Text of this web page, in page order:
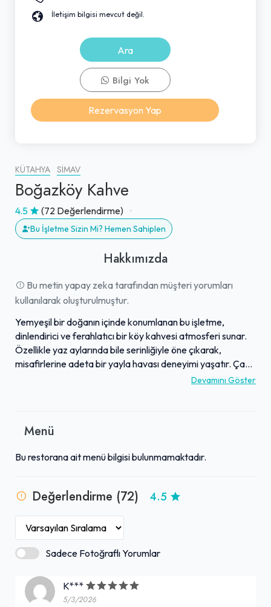
KÜTAHYA SIMAV
Boğazköy Kahve
4.5 (72 Değerlendirme)
Bu İşletme Sizin Mi? Hemen Sahiplen
Hakkımızda
Bu metin yapay zeka tarafından müşteri yorumları
kullanılarak oluşturulmuştur.
Yemyeşil bir doğanın içinde konumlanan bu işletme,
dinlendirici ve ferahlatıcı bir köy kahvesi atmosferi sunar.
Özellikle yaz aylarında bile serinliğiyle öne çıkarak,
misafirlerine adeta bir yayla havası deneyimi yaşatır. Çam
ağaçlarının altında, eşsiz ova manzarası eşliğinde huzurlu
beğeni toplar. Haftanın her günü 08:00 ile 24:00 saatleri
Devamını Göster
Menü
Bu restorana ait menü bilgisi bulunmamaktadır.
Değerlendirme (72) 4.5
Sadece Fotoğraflı Yorumlar
K***
5/3/2026
İletişim bilgisi mevcut değil.
Ara
Bilgi Yok
Rezervasyon Yap